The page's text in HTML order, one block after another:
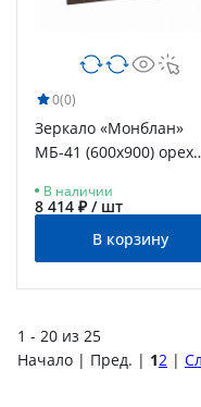
0(0)
Зеркало «Монблан»
МБ-41 (600х900) орех
В наличии
8 414 ₽ / шт
В корзину
1 - 20 из 25
Начало | Пред. | 12 |